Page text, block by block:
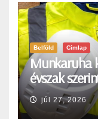
Belföld Címlap
Munkaruha
évszak
júl 27, 2026